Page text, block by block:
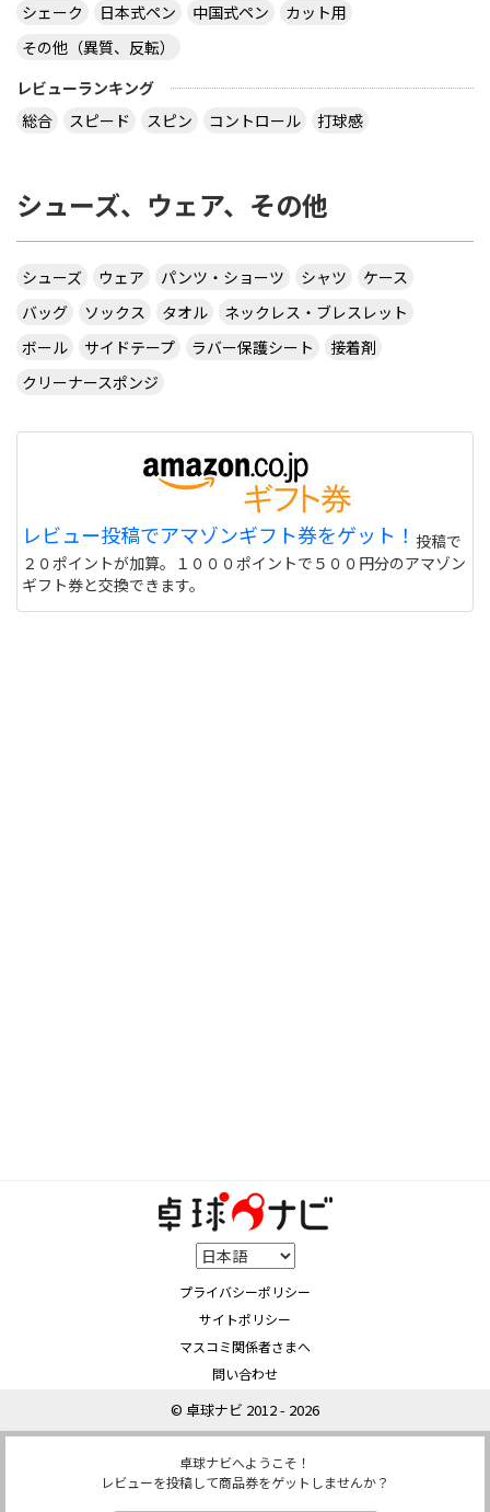
virtual table tennisというアプリについてです。
サーブから回転(カーブなど)をかけるのってどうや
出来ますが、サーブからはできません 。 もしかし
カテ違いですが・・ 攻略サイトには スピンは相手
のコートに球があるときに自分のラケット付近をダ
ブルタップ！する と書いてありますのでやっぱり
ダブルタップではないでしょうか・・・
サイトを見る
CUSTOM TABLE TENNIS というサイトでラバーを
サイトは日本からでも購入できますか？ また個人
情報は英語で入力する必要があるのでしょうか？
偽物うってるとこもあるので 海外のサイトって注意
しないと危ない 個人輸入とかしてオクで偽物うって
る人もいるけど
サイトを見る
シェーク
日本式ペン 中国式ペン
カット用
その他（異質、反転）
レビューランキング
総合
スピード スピン コントロール 打球感
シューズ、ウェア、その他
シューズ ウェア パンツ・ショーツ シャツ
ケース
バッグ
ソックス タオル
ネックレス・ブレスレット
ボール
サイドテープ ラバー保護シート
接着剤
クリーナースポンジ
レビュー投稿でアマゾンギフト券をゲット！ 投稿で
２０ポイントが加算。１０００ポイントで５００円分のアマゾン
ギフト券と交換できます。
プライバシーポリシー
サイトポリシー
マスコミ関係者さまへ
問い合わせ
© 卓球ナビ 2012 - 2026
卓球ナビへようこそ！
レビューを投稿して商品券をゲットしませんか？